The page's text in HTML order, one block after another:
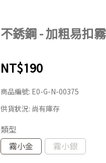
不銹鋼 - 加粗易扣
NT$190
商品編號: E0-G-N-00375
供貨狀況: 尚有庫存
類型
霧小金
霧小銀